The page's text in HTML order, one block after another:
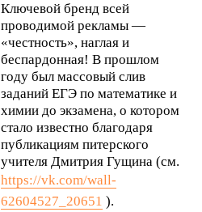
Ключевой бренд всей
проводимой рекламы —
«честность», наглая и
беспардонная! В прошлом
году был массовый слив
заданий ЕГЭ по математике и
химии до экзамена, о котором
стало известно благодаря
публикациям питерского
учителя Дмитрия Гущина (см.
https://vk.com/wall-
62604527_20651 ).